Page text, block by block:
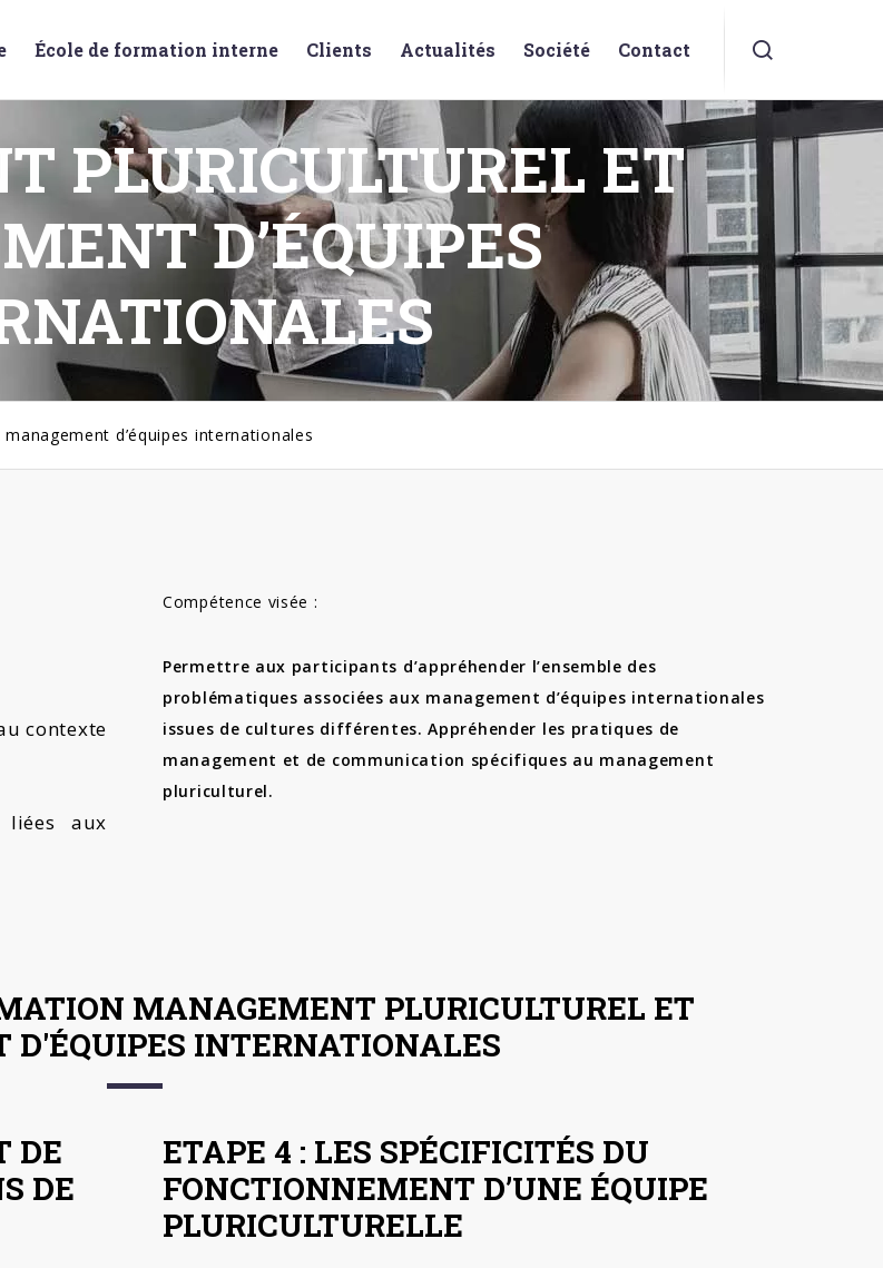
École de formation interne Clients Actualités Société Contact
PLURICULTUREL ET
D’ÉQUIPES
d’équipes internationales
contexte
liées aux
Compétence visée :
Permettre aux participants d’appréhender l’ensemble des
problématiques associées aux management d’équipes internationales
issues de cultures différentes. Appréhender les pratiques de
management et de communication spécifiques au management
pluriculturel.
MANAGEMENT PLURICULTUREL ET
INTERNATIONALES
DE
DE
ETAPE 4 : LES SPÉCIFICITÉS DU
FONCTIONNEMENT D’UNE ÉQUIPE
PLURICULTURELLE